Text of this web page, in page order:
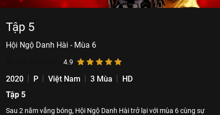
Tập 5
Hội Ngộ Danh Hài - Mùa 6
4.9
2020 P Việt Nam 3 Mùa
HD
Tập 5
Sau 2 năm vắng bóng, Hội Ngộ Danh Hài trở lại với mùa 6 cùng sự